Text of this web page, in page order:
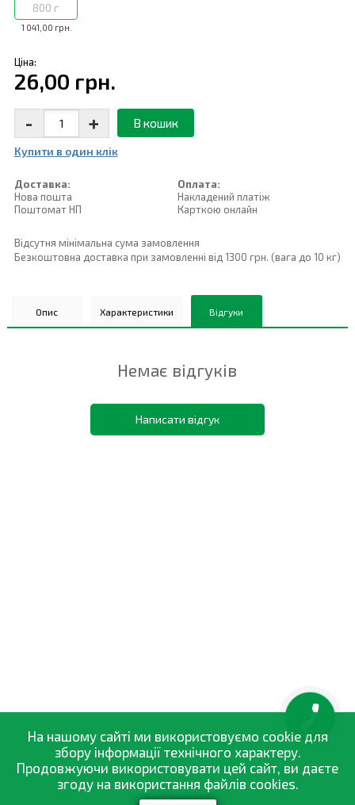
1 041,00 грн.
800 г
Ціна:
26,00 грн.
- + В кошик
Купити в один клiк
Доставка:
Нова пошта
Поштомат НП
Оплата:
Накладений платiж
Карткою онлайн
Відсутня мінімальна сума замовлення
Безкоштовна доставка при замовленні від 1300 грн. (вага до 10 кг)
Опис Характеристики Відгуки
Немає відгуків
Написати відгук
На нашому сайті ми використовуємо cookie для
збору інформації технічного характеру.
Продовжуючи використовувати цей сайт, ви даєте
згоду на використання файлів cookies.